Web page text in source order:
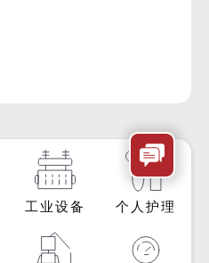
工业设备 个人护理